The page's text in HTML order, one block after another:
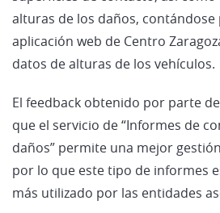
alturas de los daños, contándose
aplicación web de Centro
datos de alturas de los vehículos.
El feedback obtenido por parte
que el servicio de “Informes de
daños” permite una mejor
por lo que este tipo de informes
más utilizado por las entidades